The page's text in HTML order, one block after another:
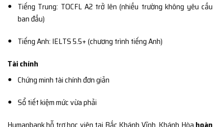
Tiếng Trung: TOCFL A2 trở lên (nhiều trường không yêu cầu
ban đầu)
Tiếng Anh: IELTS 5.5+ (chương trình tiếng Anh)
Tài chính
Chứng minh tài chính đơn giản
Sổ tiết kiệm mức vừa phải